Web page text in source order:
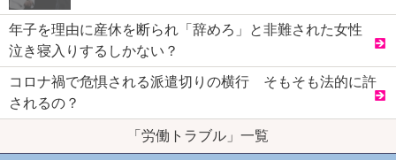
年子を理由に産休を断られ「辞めろ」と非難された女性
泣き寝入りするしかない？
コロナ禍で危惧される派遣切りの横行 そもそも法的に許
されるの？
「労働トラブル」一覧